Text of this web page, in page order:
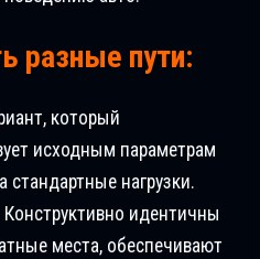
разные пути:
который
исходным параметрам
стандартные нагрузки.
идентичны
места, обеспечивают